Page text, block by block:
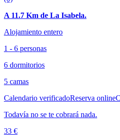
A 11.7 Km de La Isabela.
Alojamiento entero
1 - 6 personas
6 dormitorios
5 camas
Calendario verificadoReserva online
Todavía no se te cobrará nada.
33 €